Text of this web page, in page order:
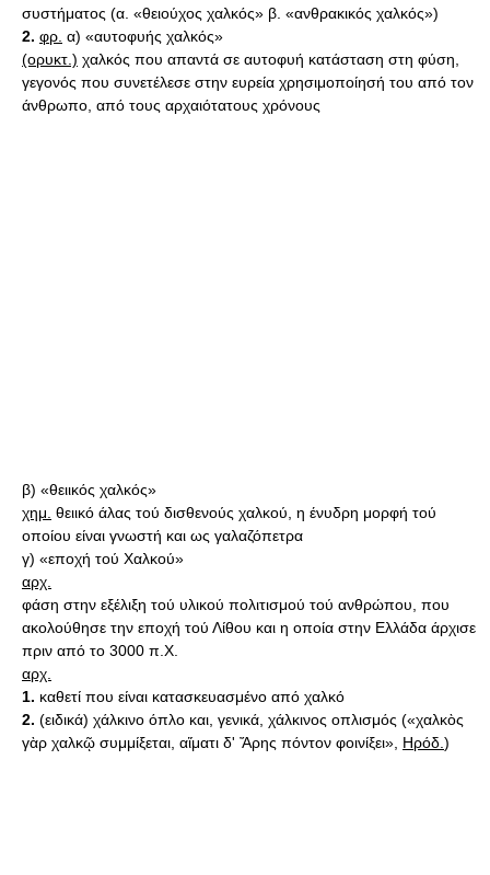
συστήματος (α. «θειούχος χαλκός» β. «ανθρακικός χαλκός»)
2. φρ. α) «αυτοφυής χαλκός»
(ορυκτ.) χαλκός που απαντά σε αυτοφυή κατάσταση στη φύση,
γεγονός που συνετέλεσε στην ευρεία χρησιμοποίησή του από τον
άνθρωπο, από τους αρχαιότατους χρόνους
β) «θειικός χαλκός»
χημ. θειικό άλας τού δισθενούς χαλκού, η ένυδρη μορφή τού
οποίου είναι γνωστή και ως γαλαζόπετρα
γ) «εποχή τού Χαλκού»
αρχ.
φάση στην εξέλιξη τού υλικού πολιτισμού τού ανθρώπου, που
ακολούθησε την εποχή τού Λίθου και η οποία στην Ελλάδα άρχισε
πριν από το 3000 π.Χ.
αρχ.
1. καθετί που είναι κατασκευασμένο από χαλκό
2. (ειδικά) χάλκινο όπλο και, γενικά, χάλκινος οπλισμός («χαλκὸς
γὰρ χαλκῷ συμμίξεται, αἵματι δ' Ἄρης πόντον φοινίξει», Ηρόδ. )